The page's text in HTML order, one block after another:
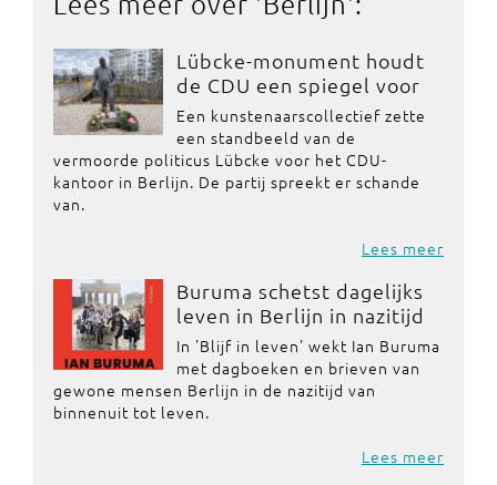
Lübcke-monument houdt
de CDU een spiegel voor
Een kunstenaarscollectief zette
een standbeeld van de
vermoorde politicus Lübcke voor het CDU-
kantoor in Berlijn. De partij spreekt er schande
van.
Lees meer
Buruma schetst dagelijks
leven in Berlijn in nazitijd
In 'Blijf in leven' wekt Ian Buruma
met dagboeken en brieven van
gewone mensen Berlijn in de nazitijd van
binnenuit tot leven.
Lees meer